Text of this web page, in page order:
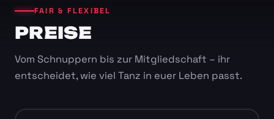
FAIR & FLEXIBEL
PREISE
Vom Schnuppern bis zur Mitgliedschaft – ihr
entscheidet, wie viel Tanz in euer Leben passt.